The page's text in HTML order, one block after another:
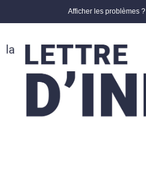
Afficher les problèmes ?